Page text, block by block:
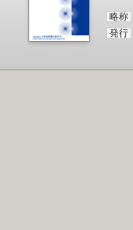
略称
発行